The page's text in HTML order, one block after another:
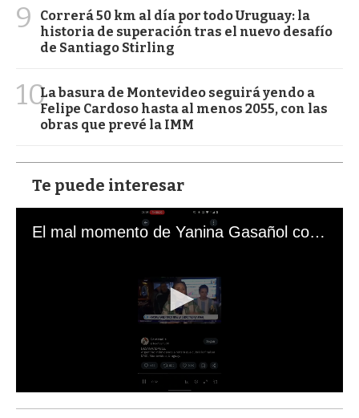
9
Correrá 50 km al día por todo Uruguay: la
historia de superación tras el nuevo desafío
de Santiago Stirling
10La basura de Montevideo seguirá yendo a
Felipe Cardoso hasta al menos 2055, con las
obras que prevé la IMM
Te puede interesar
El mal momento de Yanina Gasañol con un hincha argentino en "Subrayado"
s